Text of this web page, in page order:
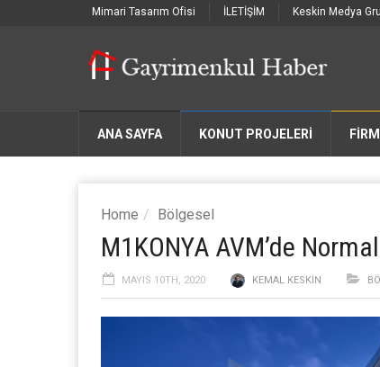
Mimari Tasarım Ofisi İLETİŞİM Keskin Medya
ANA SAYFA KONUT PROJELERİ
Home Bölgesel
M1KONYA AVM’de
MAYIS 10TH, 2020 KEMAL KESKIN